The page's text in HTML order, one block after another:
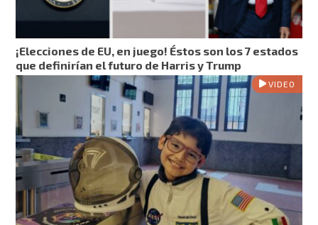
¡Elecciones de EU, en juego! Éstos son los 7 estados
que definirían el futuro de Harris y Trump
VIDEO